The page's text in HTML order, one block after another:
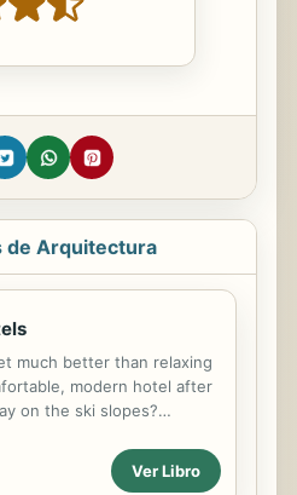
de Arquitectura
much better than relaxing
modern hotel after
on the ski slopes?
slope, an ex-Olympian
his glory days, or a non-skier
Ver Libro